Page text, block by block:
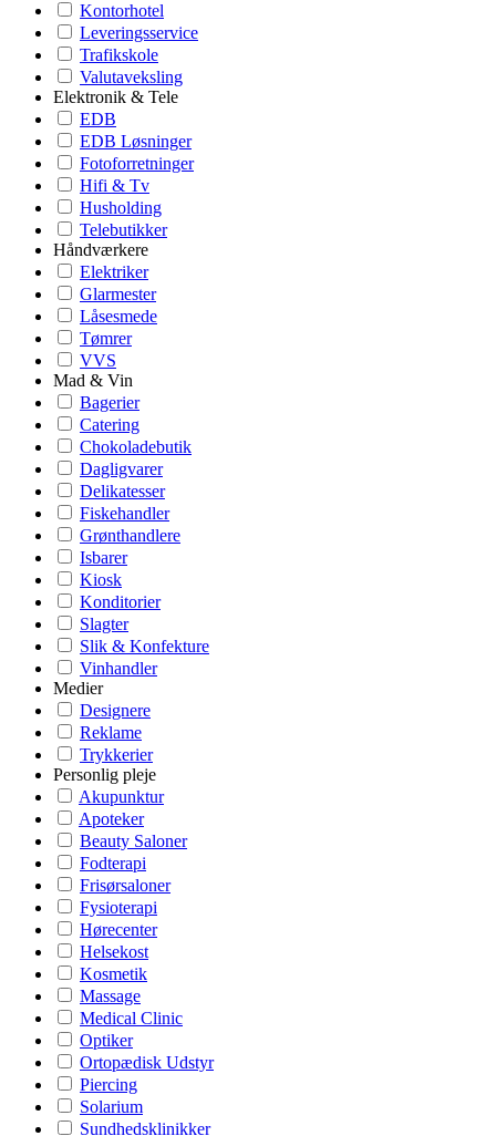
Kontorhotel
Leveringsservice
Trafikskole
Valutaveksling
Elektronik & Tele
EDB
EDB Løsninger
Fotoforretninger
Hifi & Tv
Husholding
Telebutikker
Håndværkere
Elektriker
Glarmester
Låsesmede
Tømrer
VVS
Mad & Vin
Bagerier
Catering
Chokoladebutik
Dagligvarer
Delikatesser
Fiskehandler
Grønthandlere
Isbarer
Kiosk
Konditorier
Slagter
Slik & Konfekture
Vinhandler
Medier
Designere
Reklame
Trykkerier
Personlig pleje
Akupunktur
Apoteker
Beauty Saloner
Fodterapi
Frisørsaloner
Fysioterapi
Hørecenter
Helsekost
Kosmetik
Massage
Medical Clinic
Optiker
Ortopædisk Udstyr
Piercing
Solarium
Sundhedsklinikker